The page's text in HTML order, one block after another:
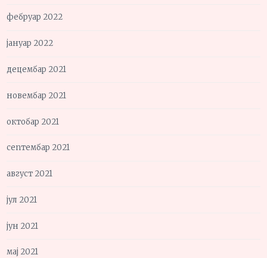
фебруар 2022
јануар 2022
децембар 2021
новембар 2021
октобар 2021
септембар 2021
август 2021
јул 2021
јун 2021
мај 2021